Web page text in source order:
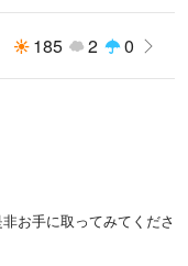
ます。
185 2 0
お手に取ってみてくださ